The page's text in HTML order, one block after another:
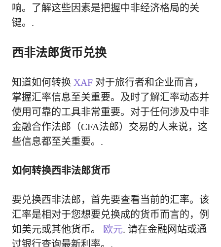
响。了解这些因素是把握中非经济格局的关
键。.
西非法郎货币兑换
知道如何转换 XAF 对于旅行者和企业而言，
掌握汇率信息至关重要。及时了解汇率动态并
使用可靠的工具非常重要。对于任何涉及中非
金融合作法郎（CFA法郎）交易的人来说，这
些信息都至关重要。.
如何转换西非法郎货币
要兑换西非法郎，首先要查看当前的汇率。该
汇率是相对于您想要兑换成的货币而言的，例
如美元或其他货币。
欧元. 请在金融网站或通
过银行查询最新利率。.